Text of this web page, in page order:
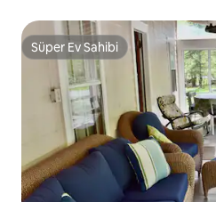
Süper Ev Sahibi
Süper Ev Sahibi